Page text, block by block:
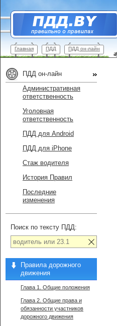
Главная ПДД ПДД он-лайн
ПДД он-лайн
Административная
ответственность
Уголовная
ответственность
ПДД для Android
ПДД для iPhone
Стаж водителя
История Правил
Последние
изменения
Поиск по тексту ПДД:
Правила дорожного
движения
Глава 1. Общие положения
Глава 2. Общие права и
обязанности участников
дорожного движения